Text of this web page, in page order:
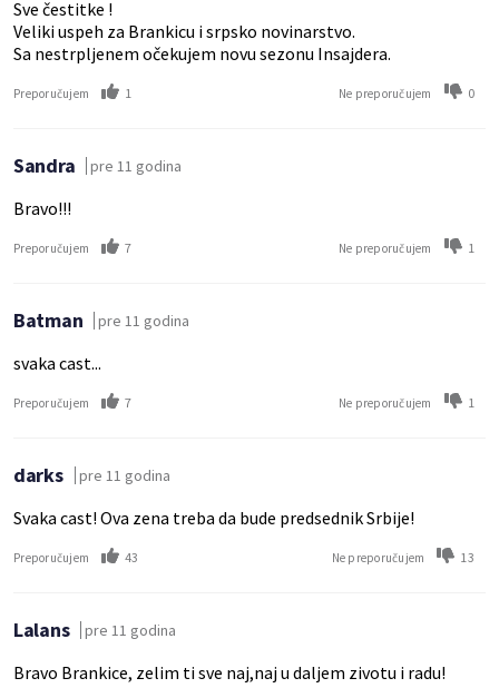
Sve čestitke !
Veliki uspeh za Brankicu i srpsko novinarstvo.
Sa nestrpljenem očekujem novu sezonu Insajdera.
Preporučujem 1 Ne preporučujem 0
Sandra pre 11 godina
Bravo!!!
Preporučujem 7 Ne preporučujem 1
Batman pre 11 godina
svaka cast...
Preporučujem 7 Ne preporučujem 1
darks pre 11 godina
Svaka cast! Ova zena treba da bude predsednik Srbije!
Preporučujem 43 Ne preporučujem 13
Lalans pre 11 godina
Bravo Brankice, zelim ti sve naj,naj u daljem zivotu i radu!